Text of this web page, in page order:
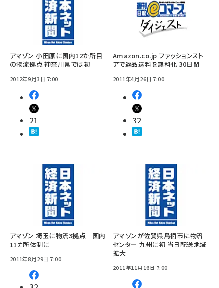
アマゾン 小田原に国内12か所目
の物流拠点 神奈川県では初
2012年9月3日 7:00
21
Amazon.co.jp ファッションスト
アで返品送料を無料化 30日間
2011年4月26日 7:00
32
アマゾン 埼玉に物流3拠点 国内
11カ所体制に
2011年8月29日 7:00
アマゾンが佐賀県鳥栖市に物流
センター 九州に初 当日配送地域
拡大
2011年11月16日 7:00